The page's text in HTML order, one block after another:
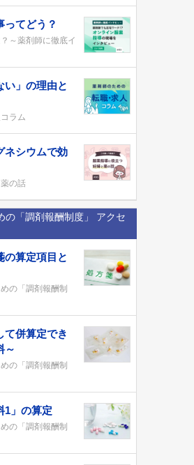
ってどう？
～薬剤師に徹底イ
い」の理由と
ラム
ネシウムで効
の話
の「調剤報酬制度」 アクセ
の算定項目と
の「調剤報酬制
て併算定でき
～
の「調剤報酬制
1」の算定
の「調剤報酬制